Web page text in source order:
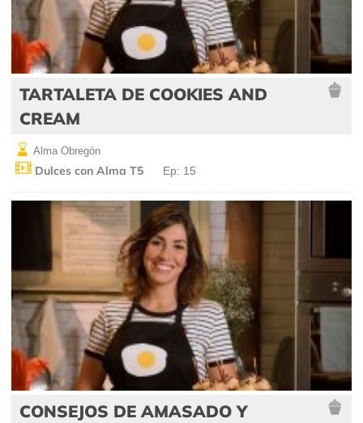
TARTALETA DE COOKIES AND
CREAM
Alma Obregón
Dulces con Alma T5 Ep: 15
CONSEJOS DE AMASADO Y